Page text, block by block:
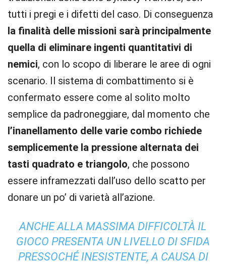
tutti i pregi e i difetti del caso. Di conseguenza
la finalità delle missioni sarà principalmente
quella di eliminare ingenti quantitativi di
nemici, con lo scopo di liberare le aree di ogni
scenario. Il sistema di combattimento si è
confermato essere come al solito molto
semplice da padroneggiare, dal momento che
l’inanellamento delle varie combo richiede
semplicemente la pressione alternata dei
tasti quadrato e triangolo, che possono
essere inframezzati dall’uso dello scatto per
donare un po’ di varietà all’azione.
ANCHE ALLA MASSIMA DIFFICOLTÀ IL
GIOCO PRESENTA UN LIVELLO DI SFIDA
PRESSOCHÉ INESISTENTE, A CAUSA DI